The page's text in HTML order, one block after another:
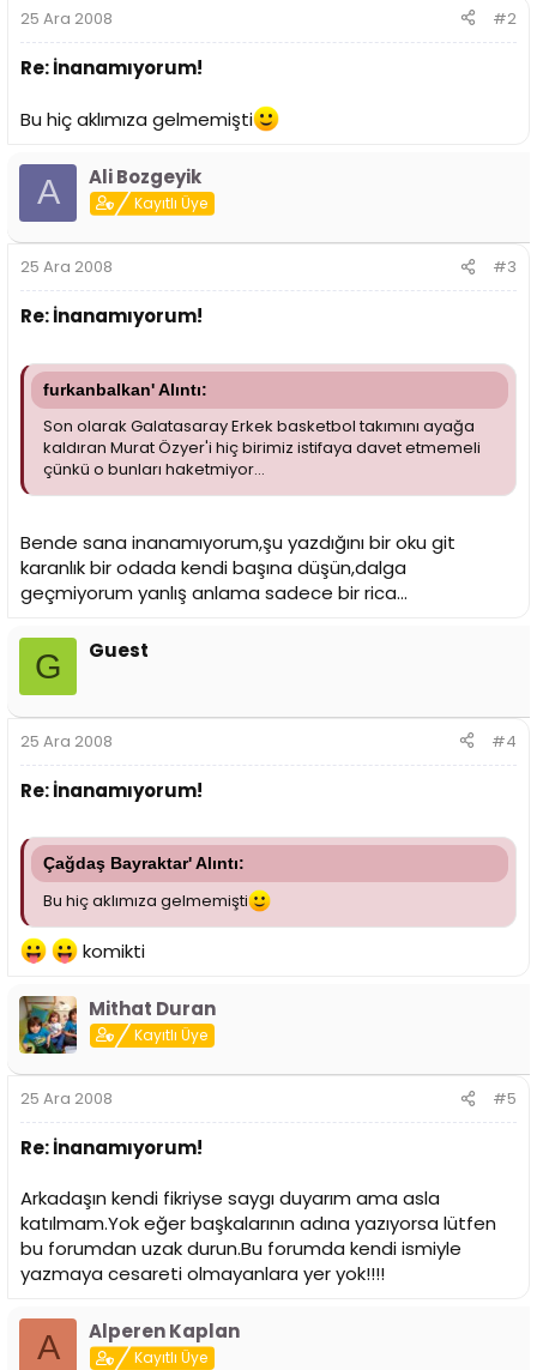
25 Ara 2008 #2
Re: İnanamıyorum!
Bu hiç aklımıza gelmemişti
A Ali Bozgeyik
Kayıtlı Üye
25 Ara 2008 #3
Re: İnanamıyorum!
furkanbalkan' Alıntı:
Son olarak Galatasaray Erkek basketbol takımını ayağa
kaldıran Murat Özyer'i hiç birimiz istifaya davet etmemeli
çünkü o bunları haketmiyor...
Bende sana inanamıyorum,şu yazdığını bir oku git
karanlık bir odada kendi başına düşün,dalga
geçmiyorum yanlış anlama sadece bir rica...
G Guest
25 Ara 2008 #4
Re: İnanamıyorum!
Çağdaş Bayraktar' Alıntı:
Bu hiç aklımıza gelmemişti
komikti
Mithat Duran
Kayıtlı Üye
25 Ara 2008 #5
Re: İnanamıyorum!
Arkadaşın kendi fikriyse saygı duyarım ama asla
katılmam.Yok eğer başkalarının adına yazıyorsa lütfen
bu forumdan uzak durun.Bu forumda kendi ismiyle
yazmaya cesareti olmayanlara yer yok!!!!
A Alperen Kaplan
Kayıtlı Üye